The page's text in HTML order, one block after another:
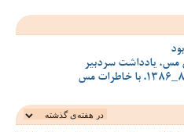
مس، یادداشت سردبیر